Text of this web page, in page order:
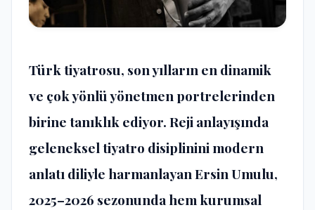
Türk tiyatrosu, son yılların en dinamik
ve çok yönlü yönetmen portrelerinden
birine tanıklık ediyor. Reji anlayışında
geleneksel tiyatro disiplinini modern
anlatı diliyle harmanlayan Ersin Umulu,
2025–2026 sezonunda hem kurumsal